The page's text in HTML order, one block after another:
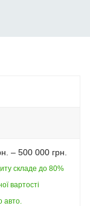
– 500 000 грн.
складе до 80%
вартості
авто.